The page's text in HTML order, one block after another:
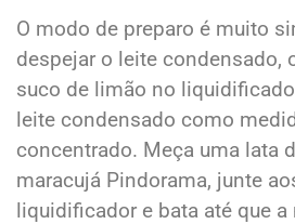
O modo de preparo é muito
despejar o leite condensado,
suco de limão no
leite condensado como
concentrado. Meça uma lata
maracujá Pindorama, junte
liquidificador e bata até que